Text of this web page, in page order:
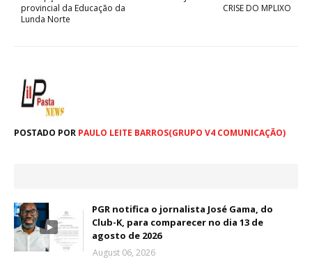
CRISE DO MPLIXO
provincial da Educação da
Lunda Norte
POSTADO POR PAULO LEITE BARROS(GRUPO V4 COMUNICAÇÃO)
PGR notifica o jornalista José Gama, do
Club-K, para comparecer no dia 13 de
agosto de 2026
August 06, 2026